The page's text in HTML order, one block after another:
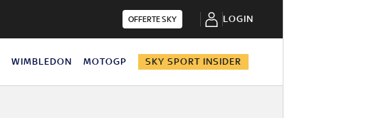
OFFERTE SKY LOGIN
WIMBLEDON MOTOGP SKY SPORT INSIDER